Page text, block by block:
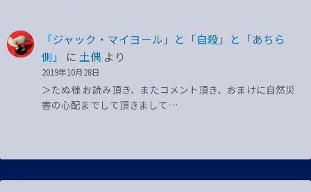
「ジャック・マイヨール」と「自殺」と「あちら
側」
に 土偶 より
2019年10月28日
＞たぬ様 お読み頂き、またコメント頂き、おまけに自然災
害の心配までして頂きまして…